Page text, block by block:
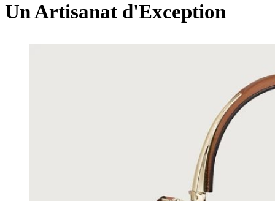
Un Artisanat d'Exception